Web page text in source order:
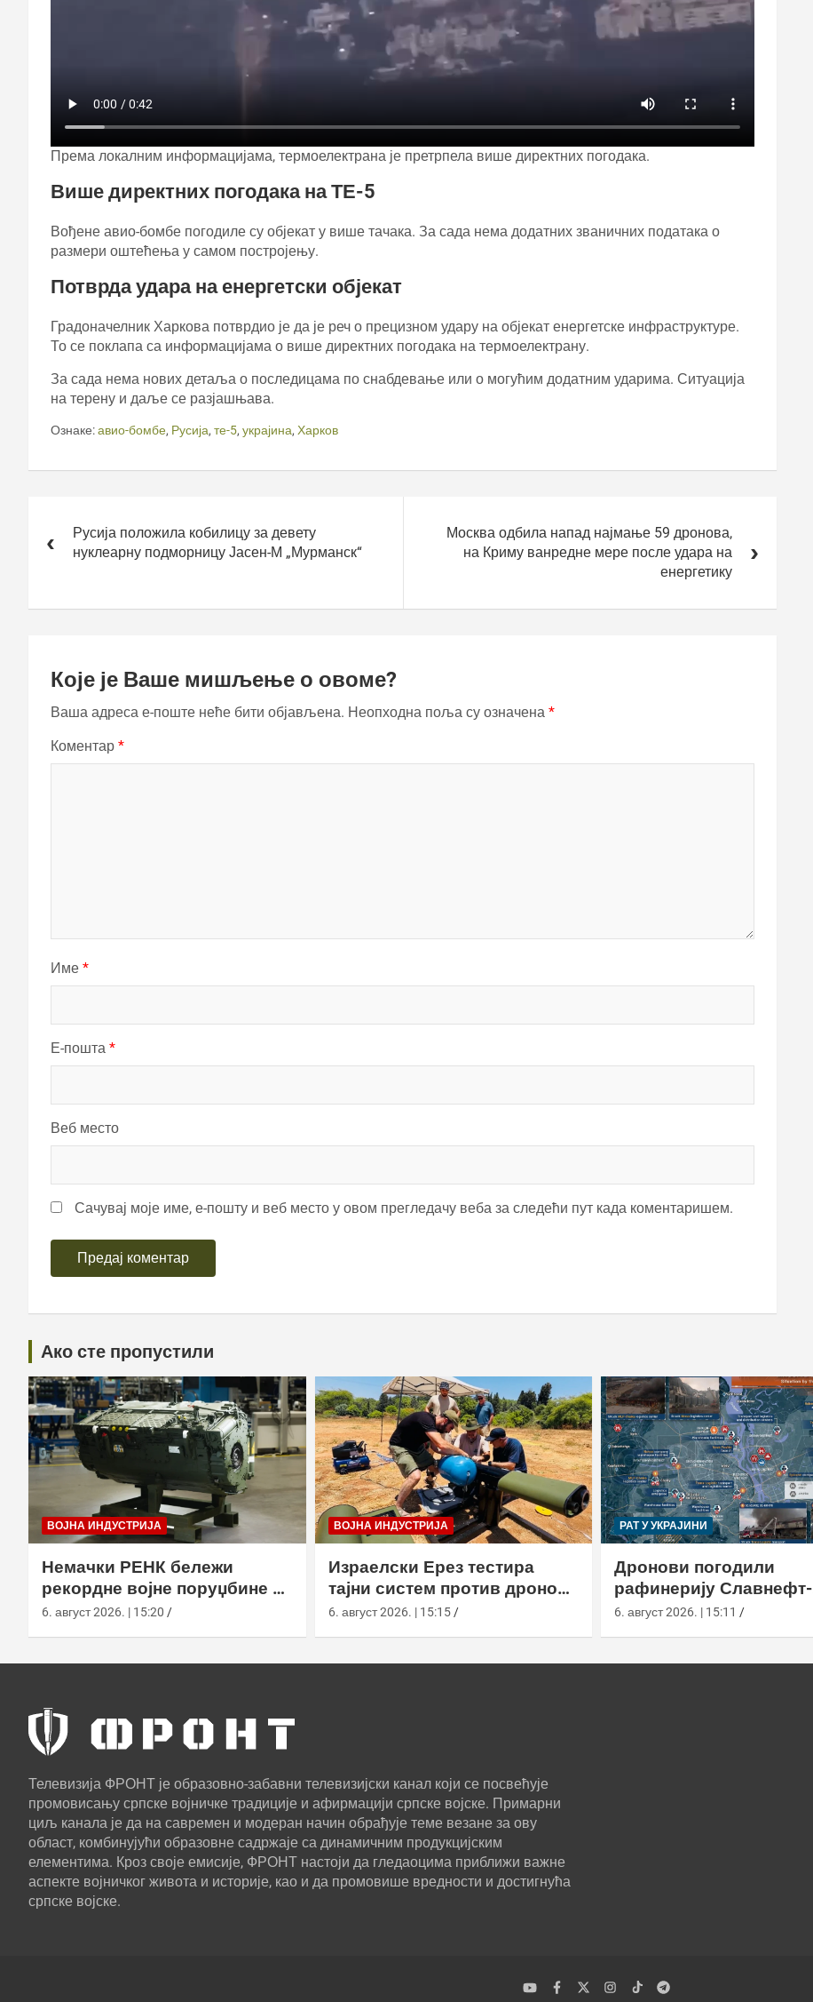
Према локалним информацијама, термоелектрана је претрпела више директних погодака.
Више директних погодака на ТЕ-5
Вођене авио-бомбе погодиле су објекат у више тачака. За сада нема додатних званичних података о
размери оштећења у самом постројењу.
Потврда удара на енергетски објекат
Градоначелник Харкова потврдио је да је реч о прецизном удару на објекат енергетске инфраструктуре.
То се поклапа са информацијама о више директних погодака на термоелектрану.
За сада нема нових детаља о последицама по снабдевање или о могућим додатним ударима. Ситуација
на терену и даље се разјашњава.
Ознаке:авио-бомбе, Русија, те-5, украјина, Харков
чланкаРусија положила кобилицу за девету
нуклеарну подморницу Јасен-М „Мурманск“
Москва одбила напад најмање 59 дронова,
на Криму ванредне мере после удара на
енергетику
Које је Ваше мишљење о овоме?
Ваша адреса е-поште неће бити објављена. Неопходна поља су означена *
Коментар *
Име *
Е-пошта *
Веб место
Сачувај моје име, е-пошту и веб место у овом прегледачу веба за следећи пут када коментаришем.
Ако сте пропустили
ВОЈНА ИНДУСТРИЈА
Немачки РЕНК бележи
рекордне војне поруџбине у
2026. години
6. август 2026. | 15:20
ВОЈНА ИНДУСТРИЈА
Израелски Ерез тестира
тајни систем против дронова
са капсулом и лансером
6. август 2026. | 15:15
РАТ У УКРАЈИНИ
Дронови погодили
рафинерију Славнефт-
ЈАНОС у Јарослављу
6. август 2026. | 15:11
Телевизија ФРОНТ је образовно-забавни телевизијски канал који се посвећује
промовисању српске војничке традиције и афирмацији српске војске. Примарни
циљ канала је да на савремен и модеран начин обрађује теме везане за ову
област, комбинујући образовне садржаје са динамичним продукцијским
елементима. Кроз своје емисије, ФРОНТ настоји да гледаоцима приближи важне
аспекте војничког живота и историје, као и да промовише вредности и достигнућа
српске војске.